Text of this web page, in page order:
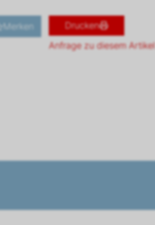
Merken
Drucken
Anfrage zu diesem Artikel